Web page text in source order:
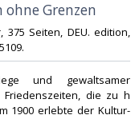
Grenzen‎
375 Seiten, DEU. edition,
und gewaltsamer
die zu h
1900 erlebte der Kultur-